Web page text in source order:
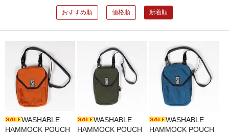
おすすめ順 価格順 新着順
WASHABLE
HAMMOCK POUCH
WASHABLE
HAMMOCK POUCH
WASHABLE
HAMMOCK POUCH